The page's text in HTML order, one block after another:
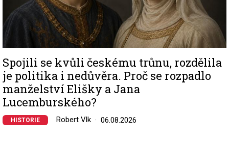
Spojili se kvůli českému trůnu, rozdělila
je politika i nedůvěra. Proč se rozpadlo
manželství Elišky a Jana
Lucemburského?
HISTORIE Robert Vlk 06.08.2026